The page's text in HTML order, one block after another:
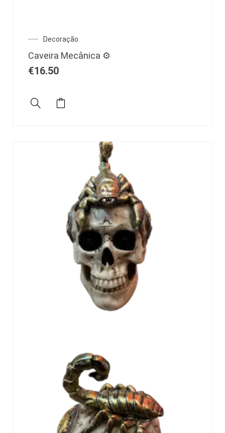
Decoração
Caveira Mecânica ⚙️
€16.50